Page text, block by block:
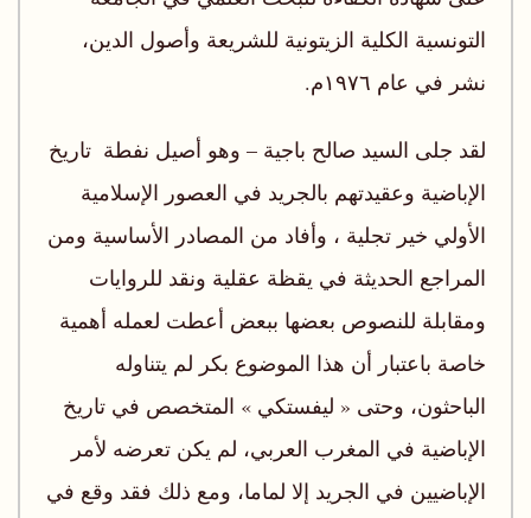
التونسية الكلية الزيتونية للشريعة وأصول الدين،
نشر في عام ١٩٧٦م.
لقد جلى السيد صالح باجية – وهو أصيل نفطة ‏ تاريخ
الإباضية وعقيدتهم بالجريد في العصور الإسلامية
الأولي خير تجلية ، وأفاد من المصادر الأساسية ومن
المراجع الحديثة في يقظة عقلية ونقد للروايات
ومقابلة للنصوص بعضها ببعض أعطت لعمله أهمية
خاصة باعتبار أن هذا الموضوع بكر لم يتناوله
الباحثون، وحتى « ليفستكي » المتخصص في تاريخ
الإباضية في المغرب العربي، لم يكن تعرضه لأمر
الإباضيين في الجريد إلا لماما، ومع ذلك فقد وقع في